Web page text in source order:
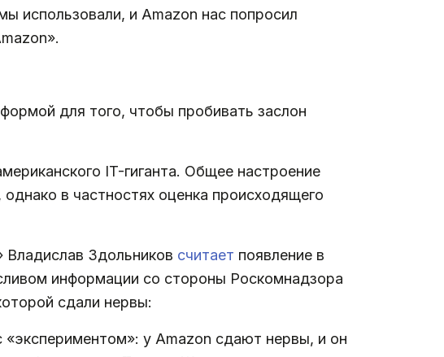
использовали, и Amazon нас попросил
для того, чтобы пробивать заслон
IT-гиганта. Общее настроение
в частностях оценка происходящего
Здольников считает появление в
информации со стороны Роскомнадзора
сдали нервы:
у Amazon сдают нервы, и он